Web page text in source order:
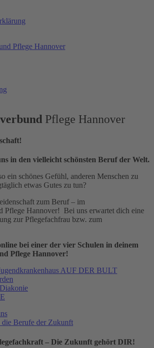
Pflege Hannover
in den vielleicht schönsten Beruf der Welt.
ein schönes Gefühl, anderen Menschen zu
etwas Gutes zu tun?
zum Beruf – im
Pflege Hannover! Bei uns erwartet dich eine
zur Pflegefachfrau bzw. zum
bei einer der vier Schulen in deinem
Pflege Hannover!
AUF DER BULT
– Die Zukunft gehört DIR!